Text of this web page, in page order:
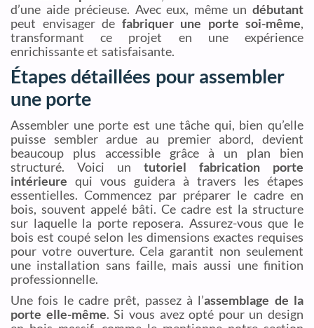
d’une aide précieuse. Avec eux, même un débutant
peut envisager de fabriquer une porte soi-même,
transformant ce projet en une expérience
enrichissante et satisfaisante.
Étapes détaillées pour assembler
une porte
Assembler une porte est une tâche qui, bien qu’elle
puisse sembler ardue au premier abord, devient
beaucoup plus accessible grâce à un plan bien
structuré. Voici un tutoriel fabrication porte
intérieure qui vous guidera à travers les étapes
essentielles. Commencez par préparer le cadre en
bois, souvent appelé bâti. Ce cadre est la structure
sur laquelle la porte reposera. Assurez-vous que le
bois est coupé selon les dimensions exactes requises
pour votre ouverture. Cela garantit non seulement
une installation sans faille, mais aussi une finition
professionnelle.
Une fois le cadre prêt, passez à l’assemblage de la
porte elle-même. Si vous avez opté pour un design